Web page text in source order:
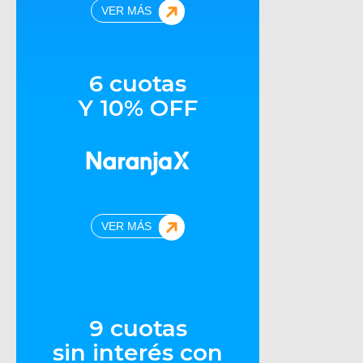
VER MÁS
6 cuotas
Y 10% OFF
VER MÁS
9 cuotas
sin interés con